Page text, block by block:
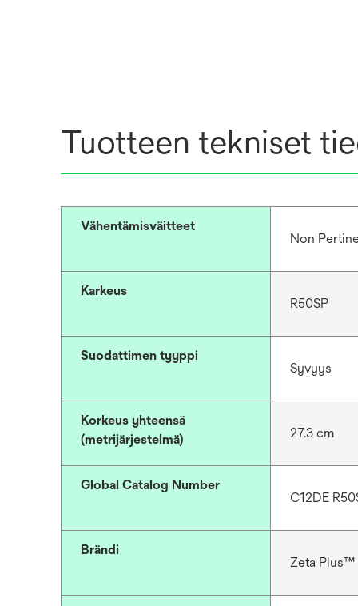
Tuotteen tekniset
Vähentämisväitteet
Non
Karkeus
R50SP
Suodattimen tyyppi
Syvyys
Korkeus yhteensä
(metrijärjestelmä)
27.3 cm
Global Catalog Number
C12DE
Brändi
Zeta Plus™